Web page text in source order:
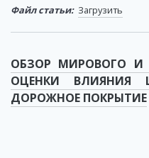
Файл статьи: Загрузить
ОБЗОР МИРОВОГО И
ОЦЕНКИ
ДОРОЖНОЕ ПОКРЫТИЕ